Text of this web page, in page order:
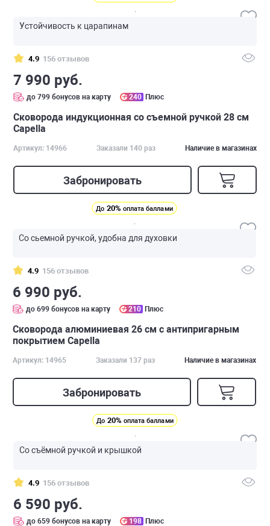
Устойчивость к царапинам
4.9 156 отзывов
7 990 руб.
до 799 бонусов на карту 240 Плюс
Cковорода индукционная со съемной ручкой 28 см
Capella
Артикул: 14966 Заказали 140 раз Наличие в магазинах
Забронировать
До 20% оплата баллами
Со сьемной ручкой, удобна для духовки
4.9 156 отзывов
6 990 руб.
до 699 бонусов на карту 210 Плюс
Cковорода алюминиевая 26 см с антипригарным
покрытием Capella
Артикул: 14965 Заказали 137 раз Наличие в магазинах
Забронировать
До 20% оплата баллами
Со съёмной ручкой и крышкой
4.9 156 отзывов
6 590 руб.
до 659 бонусов на карту 198 Плюс